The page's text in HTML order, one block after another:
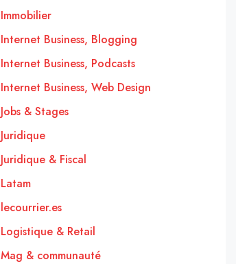
Immobilier
Internet Business, Blogging
Internet Business, Podcasts
Internet Business, Web Design
Jobs & Stages
Juridique
Juridique & Fiscal
Latam
lecourrier.es
Logistique & Retail
Mag & communauté